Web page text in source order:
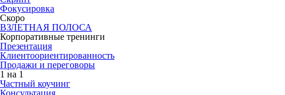
Фокусировка
Скоро
ВЗЛЕТНАЯ ПОЛОСА
Корпоративные тренинги
Презентация
Клиент­оориен­ти­ро­ван­ность
Продажи и переговоры
1 на 1
Частный коучинг
Консультация